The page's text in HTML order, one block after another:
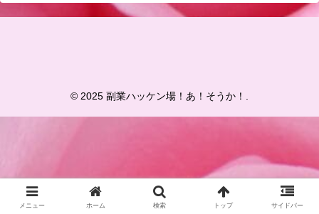
© 2025 副業ハッケン場！あ！そうか！.
メニュー ホーム 検索 トップ サイドバー